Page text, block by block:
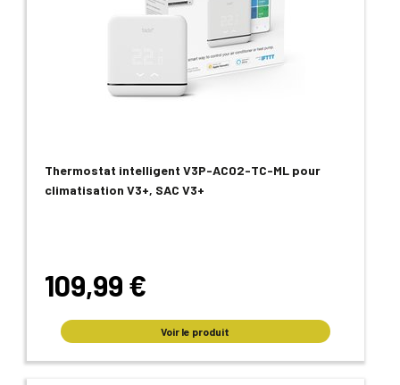
Thermostat intelligent V3P-AC02-TC-ML pour
climatisation V3+, SAC V3+
109,99 €
Voir le produit